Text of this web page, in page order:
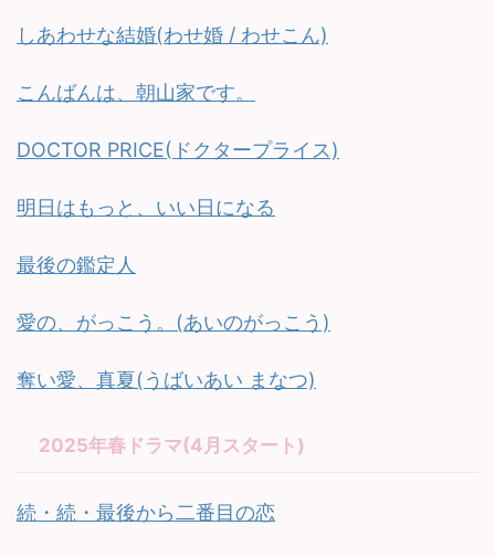
しあわせな結婚(わせ婚 / わせこん)
こんばんは、朝山家です。
DOCTOR PRICE(ドクタープライス)
明日はもっと、いい日になる
最後の鑑定人
愛の、がっこう。(あいのがっこう)
奪い愛、真夏(うばいあい まなつ)
2025年春ドラマ(4月スタート)
続・続・最後から二番目の恋